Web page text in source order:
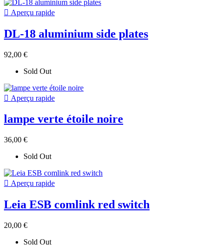
 Aperçu rapide
DL-18 aluminium side plates
92,00 €
Sold Out
 Aperçu rapide
lampe verte étoile noire
36,00 €
Sold Out
 Aperçu rapide
Leia ESB comlink red switch
20,00 €
Sold Out